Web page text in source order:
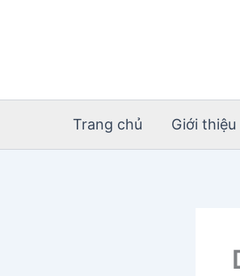
Trang chủ Giới thiệu